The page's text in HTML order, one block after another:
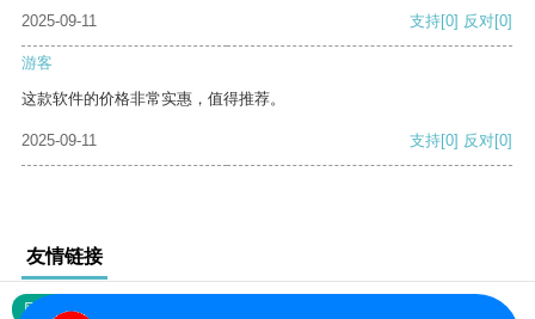
2025-09-11 支持[0] 反对[0]
游客
这款软件的价格非常实惠，值得推荐。
2025-09-11 支持[0] 反对[0]
友情链接
网站地图